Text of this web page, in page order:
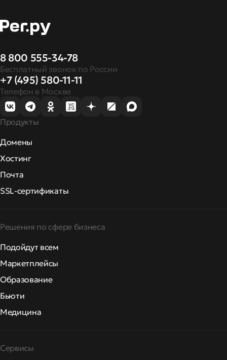
8 800 555-34-78
Бесплатный звонок по России
+7 (495) 580-11-11
Телефон в Москве
Продукты
Домены
Хостинг
Почта
SSL-сертификаты
Решения по сфере бизнеса
Подойдут всем
Маркетплейсы
Образование
Бьюти
Медицина
Сервисы